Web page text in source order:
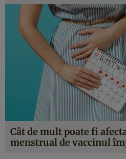
Cât de mult poate fi
menstrual de vaccinul